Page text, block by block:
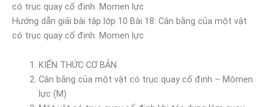
có trục quay cố định. Momen lực
Hướng dẫn giải bài tập lớp 10 Bài 18: Cân bằng của một vật
có trục quay cố định. Momen lực
KIẾN THỨC CƠ BẢN
Cân bằng của một vật có trục quay cố định – Mômen
lực (M)